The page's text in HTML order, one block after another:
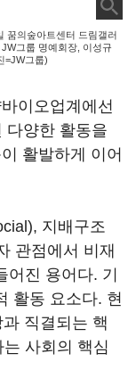
꿈의숲아트센터 드림갤러
그룹 명예회장, 이성규
=JW그룹)
이오업계에선
다양한 활동을
활발하게 이어
지배구조
관점에서 비재
진 용어다. 기
활동 요소다. 현
직결되는 핵
사회의 핵심